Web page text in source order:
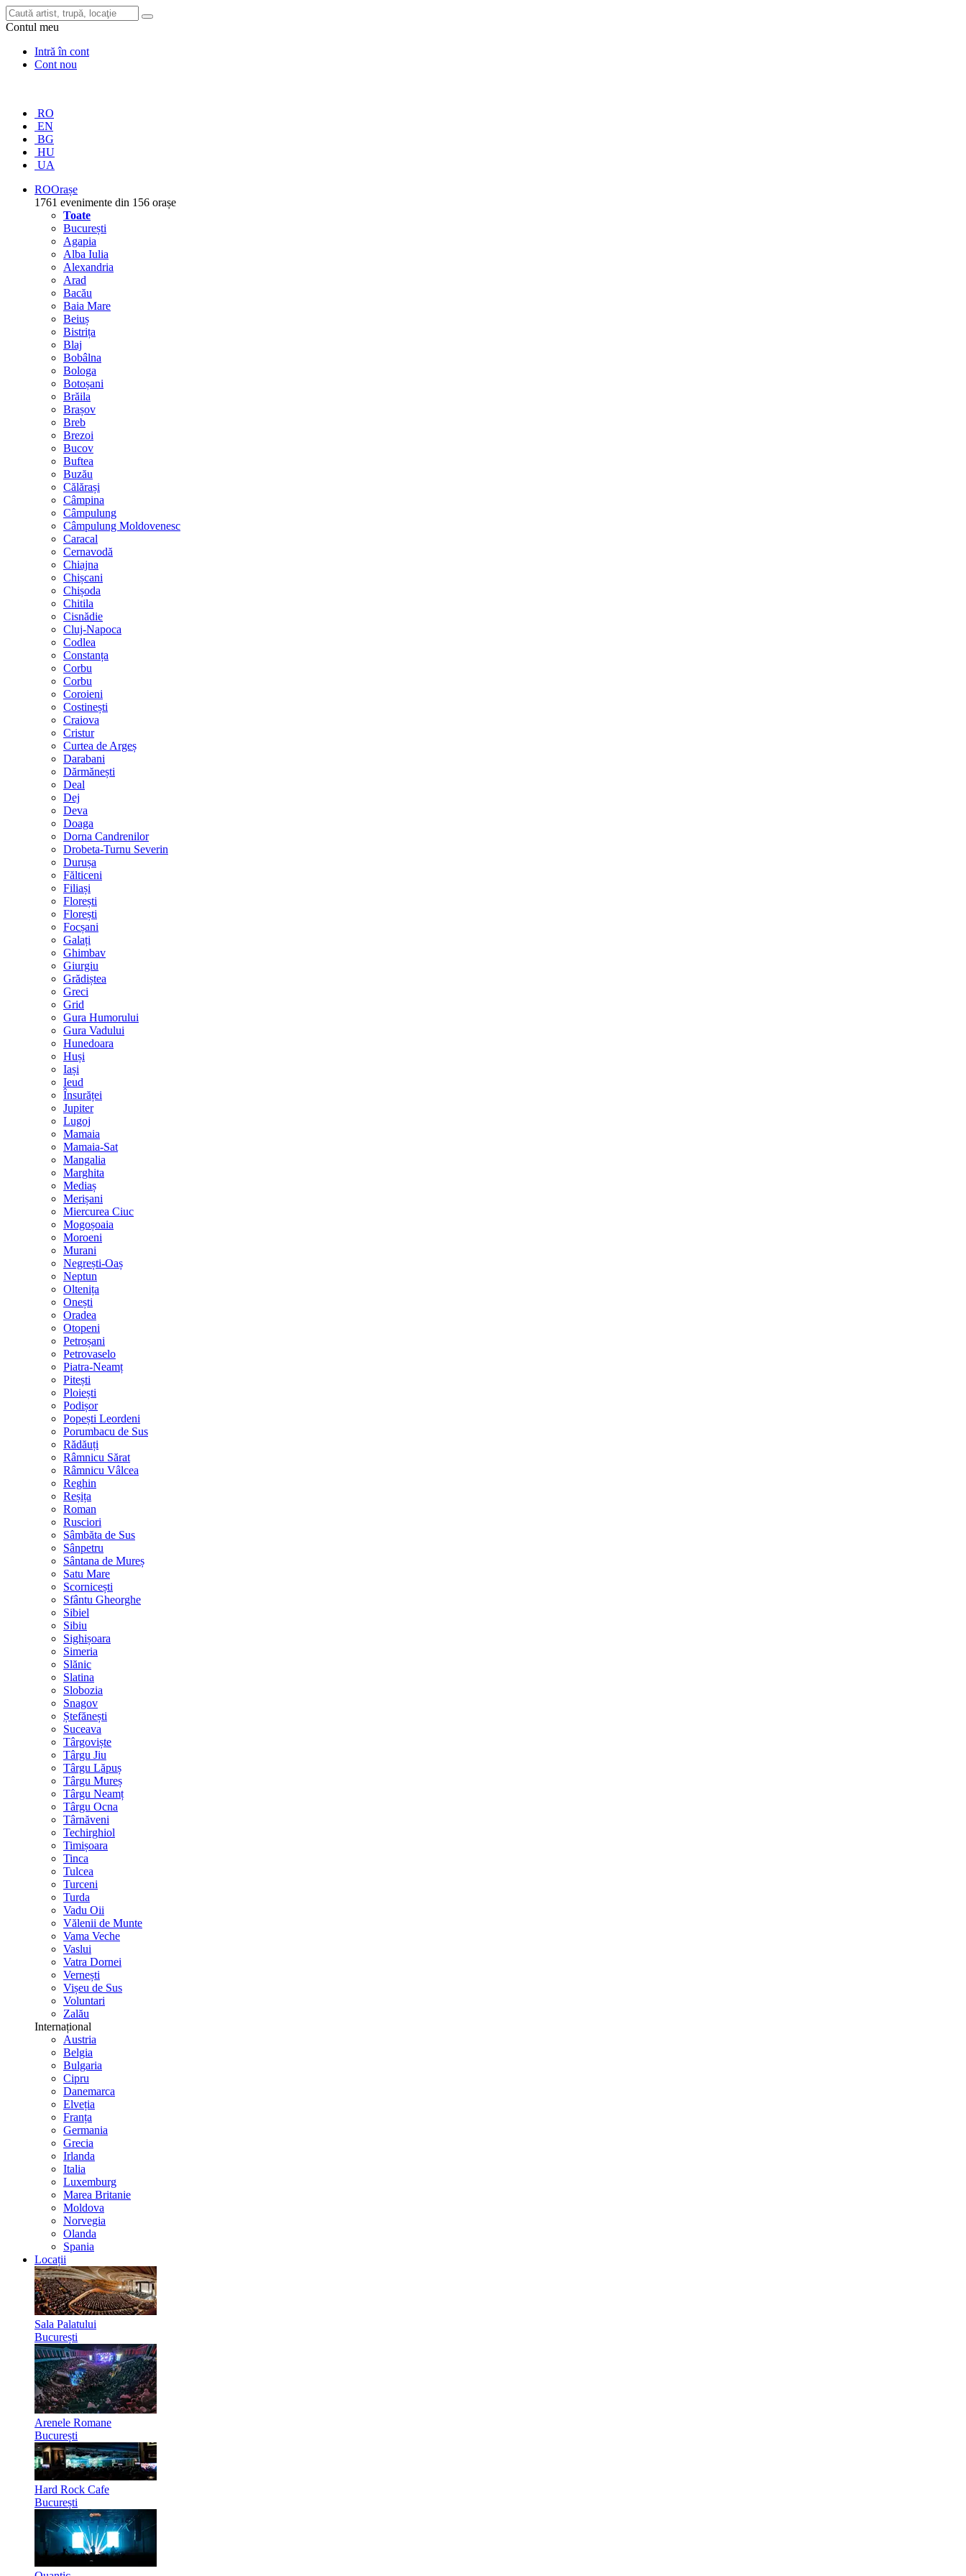
Contul meu
Intră în cont
Cont nou
RO
EN
BG
HU
UA
ROOrașe
1761 evenimente din 156 orașe
Toate
București
Agapia
Alba Iulia
Alexandria
Arad
Bacău
Baia Mare
Beiuș
Bistrița
Blaj
Bobâlna
Bologa
Botoșani
Brăila
Brașov
Breb
Brezoi
Bucov
Buftea
Buzău
Călărași
Câmpina
Câmpulung
Câmpulung Moldovenesc
Caracal
Cernavodă
Chiajna
Chișcani
Chișoda
Chitila
Cisnădie
Cluj-Napoca
Codlea
Constanța
Corbu
Corbu
Coroieni
Costinești
Craiova
Cristur
Curtea de Argeș
Darabani
Dărmănești
Deal
Dej
Deva
Doaga
Dorna Candrenilor
Drobeta-Turnu Severin
Durușa
Fălticeni
Filiași
Florești
Florești
Focșani
Galați
Ghimbav
Giurgiu
Grădiștea
Greci
Grid
Gura Humorului
Gura Vadului
Hunedoara
Huși
Iași
Ieud
Însurăței
Jupiter
Lugoj
Mamaia
Mamaia-Sat
Mangalia
Marghita
Mediaș
Merișani
Miercurea Ciuc
Mogoșoaia
Moroeni
Murani
Negrești-Oaș
Neptun
Oltenița
Onești
Oradea
Otopeni
Petroșani
Petrovaselo
Piatra-Neamț
Pitești
Ploiești
Podișor
Popești Leordeni
Porumbacu de Sus
Rădăuți
Râmnicu Sărat
Râmnicu Vâlcea
Reghin
Reșița
Roman
Rusciori
Sâmbăta de Sus
Sânpetru
Sântana de Mureș
Satu Mare
Scornicești
Sfântu Gheorghe
Sibiel
Sibiu
Sighișoara
Simeria
Slănic
Slatina
Slobozia
Snagov
Ștefănești
Suceava
Târgoviște
Târgu Jiu
Târgu Lăpuș
Târgu Mureș
Târgu Neamț
Târgu Ocna
Târnăveni
Techirghiol
Timișoara
Tinca
Tulcea
Turceni
Turda
Vadu Oii
Vălenii de Munte
Vama Veche
Vaslui
Vatra Dornei
Vernești
Vișeu de Sus
Voluntari
Zalău
Internațional
Austria
Belgia
Bulgaria
Cipru
Danemarca
Elveția
Franța
Germania
Grecia
Irlanda
Italia
Luxemburg
Marea Britanie
Moldova
Norvegia
Olanda
Spania
Locații
Sala Palatului
București
Arenele Romane
București
Hard Rock Cafe
București